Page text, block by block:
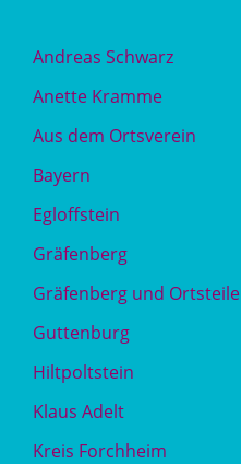
Andreas Schwarz
Anette Kramme
Aus dem Ortsverein
Bayern
Egloffstein
Gräfenberg
Gräfenberg und Ortsteile
Guttenburg
Hiltpoltstein
Klaus Adelt
Kreis Forchheim